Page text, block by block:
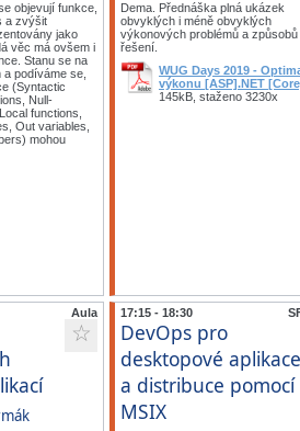
objevují funkce,
a zvýšit
jako
věc má ovšem i
Stanu se na
podíváme se,
(Syntactic
Null-
functions,
Out variables,
mohou
Dema. Přednáška plná ukázek
obvyklých i méně obvyklých
výkonových problémů a způsobů
řešení.
WUG Days 2019 -
výkonu [ASP].NET
145kB, staženo 3230x
Aula
☆
17:15 - 18:30
DevOps pro
desktopové aplikace
a distribuce pomocí
MSIX